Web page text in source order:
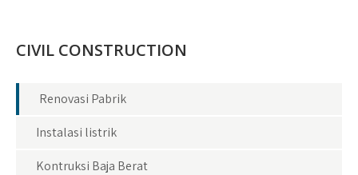
CIVIL CONSTRUCTION
Renovasi Pabrik
Instalasi listrik
Kontruksi Baja Berat